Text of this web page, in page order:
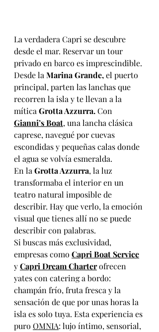
La verdadera Capri se descubre
desde el mar. Reservar un tour
privado en barco es imprescindible.
Desde la Marina Grande, el puerto
principal, parten las lanchas que
recorren la isla y te llevan a la
mítica Grotta Azzurra. Con
Gianni’s Boat, una lancha clásica
caprese, navegué por cuevas
escondidas y pequeñas calas donde
el agua se volvía esmeralda.
En la Grotta Azzurra, la luz
transformaba el interior en un
teatro natural imposible de
describir. Hay que verlo, la emoción
visual que tienes allí no se puede
describir con palabras.
Si buscas más exclusividad,
empresas como Capri Boat Service
y Capri Dream Charter ofrecen
yates con catering a bordo:
champán frío, fruta fresca y la
sensación de que por unas horas la
isla es solo tuya. Esta experiencia es
puro OMNIA: lujo íntimo, sensorial,